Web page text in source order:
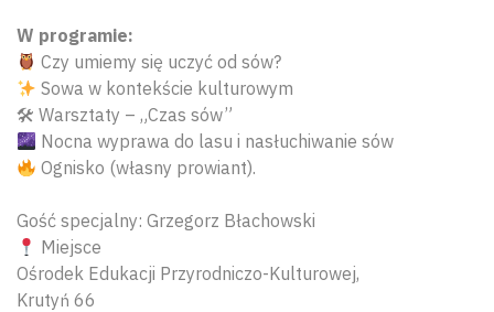
W programie:
Czy umiemy się uczyć od sów?
Sowa w kontekście kulturowym
🛠 Warsztaty – „Czas sów”
Nocna wyprawa do lasu i nasłuchiwanie sów
Ognisko (własny prowiant).
Gość specjalny: Grzegorz Błachowski
Miejsce
Ośrodek Edukacji Przyrodniczo-Kulturowej,
Krutyń 66